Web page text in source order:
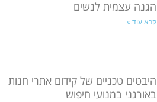
הגנה עצמית לנשים
קרא עוד »
היבטים טכניים של קידום אתרי חנות
באורגני במנועי חיפוש